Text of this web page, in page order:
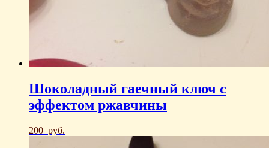
Шоколадный гаечный ключ с
эффектом ржавчины
200 руб.